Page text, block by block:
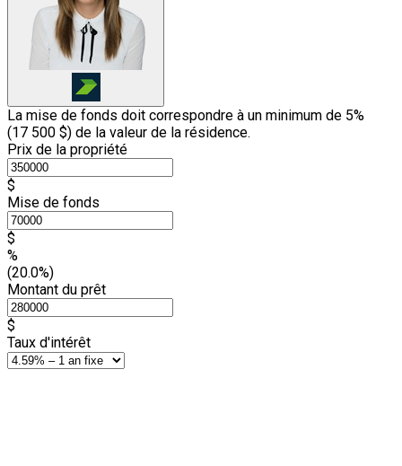
La mise de fonds doit correspondre à un minimum de 5%
(17 500 $) de la valeur de la résidence.
Prix de la propriété
$
Mise de fonds
$
%
(20.0%)
Montant du prêt
$
Taux d'intérêt